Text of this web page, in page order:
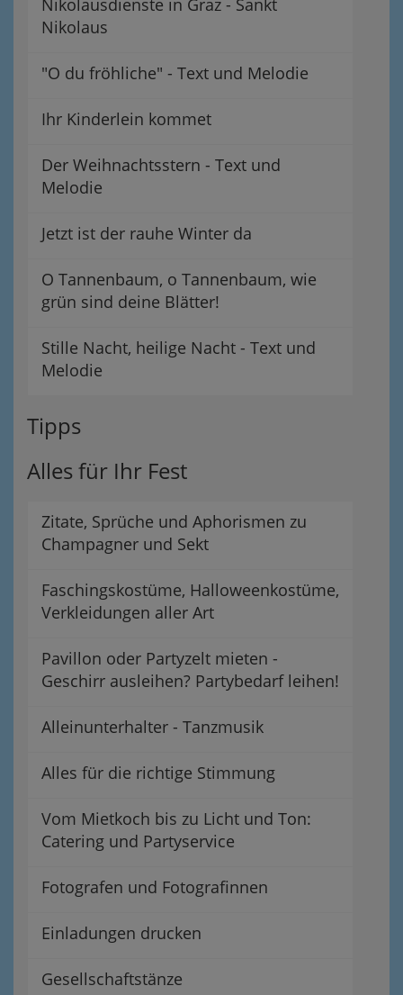
Nikolausdienste in Graz - Sankt
Nikolaus
"O du fröhliche" - Text und Melodie
Ihr Kinderlein kommet
Der Weihnachtsstern - Text und
Melodie
Jetzt ist der rauhe Winter da
O Tannenbaum, o Tannenbaum, wie
grün sind deine Blätter!
Stille Nacht, heilige Nacht - Text und
Melodie
Tipps
Alles für Ihr Fest
Zitate, Sprüche und Aphorismen zu
Champagner und Sekt
Faschingskostüme, Halloweenkostüme,
Verkleidungen aller Art
Pavillon oder Partyzelt mieten -
Geschirr ausleihen? Partybedarf leihen!
Alleinunterhalter - Tanzmusik
Alles für die richtige Stimmung
Vom Mietkoch bis zu Licht und Ton:
Catering und Partyservice
Fotografen und Fotografinnen
Einladungen drucken
Gesellschaftstänze